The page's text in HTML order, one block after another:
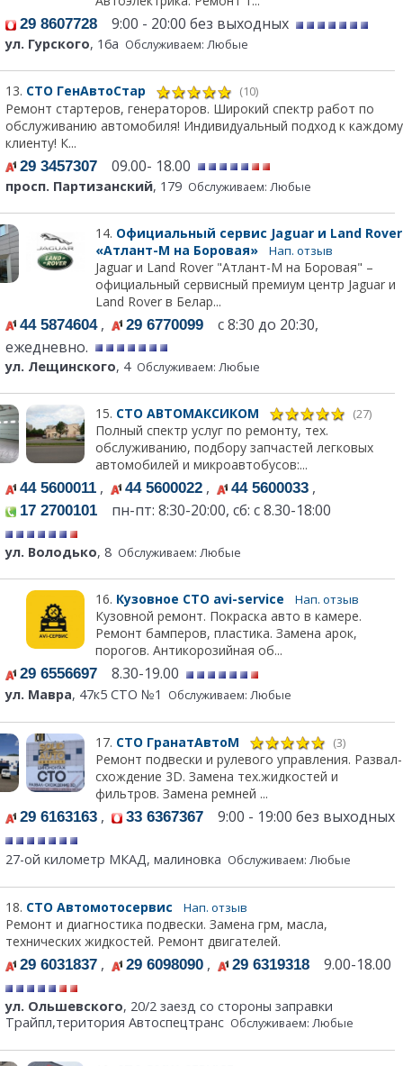
29 8607728 9:00 - 20:00 без выходных
ул. Гурского, 16а Обслуживаем: Любые
13. СТО ГенАвтоСтар (10)
Ремонт стартеров, генераторов. Широкий спектр работ по
обслуживанию автомобиля! Индивидуальный подход к каждому
клиенту! К...
29 3457307 09.00- 18.00
просп. Партизанский, 179 Обслуживаем: Любые
14. Официальный сервис Jaguar и Land Rover
«Атлант-М на Боровая»
Нап. отзыв
Jaguar и Land Rover "Атлант-М на Боровая" –
официальный сервисный премиум центр Jaguar и
Land Rover в Белар...
44 5874604, 29 6770099 с 8:30 до 20:30,
ежедневно.
ул. Лещинского, 4 Обслуживаем: Любые
15. СТО АВТОМАКСИКОМ (27)
Полный спектр услуг по ремонту, тех.
обслуживанию, подбору запчастей легковых
автомобилей и микроавтобусов:...
44 5600011 , 44 5600022 , 44 5600033 ,
17 2700101 пн-пт: 8:30-20:00, сб: с 8.30-18:00
ул. Володько, 8 Обслуживаем: Любые
16. Кузовное СТО avi-service Нап. отзыв
Кузовной ремонт. Покраска авто в камере.
Ремонт бамперов, пластика. Замена арок,
порогов. Антикорозийная об...
29 6556697 8.30-19.00
ул. Мавра, 47к5 СТО №1 Обслуживаем: Любые
17. СТО ГранатАвтоМ (3)
Ремонт подвески и рулевого управления. Развал-
схождение 3D. Замена тех.жидкостей и
фильтров. Замена ремней ...
29 6163163 , 33 6367367 9:00 - 19:00 без выходных
27-ой километр МКАД, малиновка Обслуживаем: Любые
18. СТО Автомотосервис Нап. отзыв
Ремонт и диагностика подвески. Замена грм, масла,
технических жидкостей. Ремонт двигателей.
29 6031837 , 29 6098090 , 29 6319318 9.00-18.00
ул. Ольшевского, 20/2 заезд со стороны заправки
Трайпл,територия Автоспецтранс Обслуживаем: Любые